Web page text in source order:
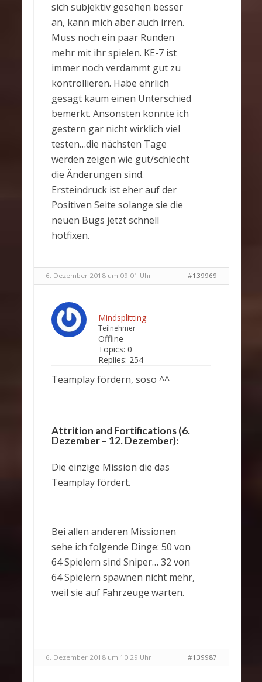
sich subjektiv gesehen besser
an, kann mich aber auch irren.
Muss noch ein paar Runden
mehr mit ihr spielen. KE-7 ist
immer noch verdammt gut zu
kontrollieren. Habe ehrlich
gesagt kaum einen Unterschied
bemerkt. Ansonsten konnte ich
gestern gar nicht wirklich viel
testen…die nächsten Tage
werden zeigen wie gut/schlecht
die Änderungen sind.
Ersteindruck ist eher auf der
Positiven Seite solange sie die
neuen Bugs jetzt schnell
hotfixen.
6. Dezember 2018 um 09:01 Uhr #139969
Mindsplitting
Teilnehmer
Offline
Topics: 0
Replies: 254
Teamplay fördern, soso ^^
Attrition and Fortifications (6.
Dezember – 12. Dezember):
Die einzige Mission die das
Teamplay fördert.
Bei allen anderen Missionen
sehe ich folgende Dinge: 50 von
64 Spielern sind Sniper… 32 von
64 Spielern spawnen nicht mehr,
weil sie auf Fahrzeuge warten.
6. Dezember 2018 um 10:29 Uhr #139987